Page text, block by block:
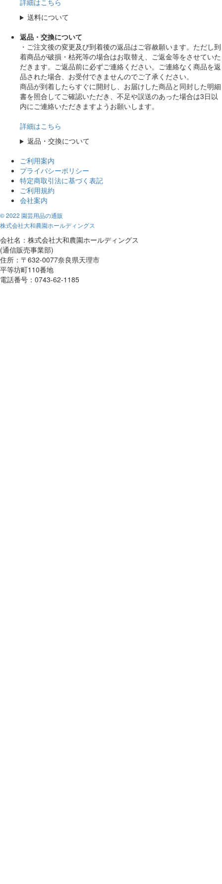
詳細はこちら
送料について
返品・交換について
・ご注文後の変更及び到着後の返品はご容赦願います。ただし到
着商品が破損・枯死等の場合はお取替え、ご返金等をさせていた
だきます。ご返品前に必ずご連絡ください。ご連絡なく商品を返
品された場合、お受付できませんのでご了承ください。
商品が到着したらすぐに開封し、お届けした商品と同封した明細
書を照合してご確認いただき、不足や誤送のあった場合は3日以
内にご連絡いただきますようお願いします。
詳細はこちら
返品・交換について
ご利用案内
プライバシーポリシー
特定商取引法に基づく表記
ご利用規約
会社案内
© 2022 園芸用品の通販
株式会社大和農園ホールディングス
会社名：株式会社大和農園ホールディングス
(通信販売事業部)
住所：〒632-0077奈良県天理市
平等坊町110番地
電話番号：0743-62-1185